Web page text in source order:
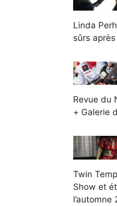
Linda
sûrs
Revue du
+ Galerie
Twin
Show et
l’automne